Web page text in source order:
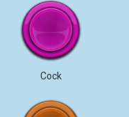
Cock